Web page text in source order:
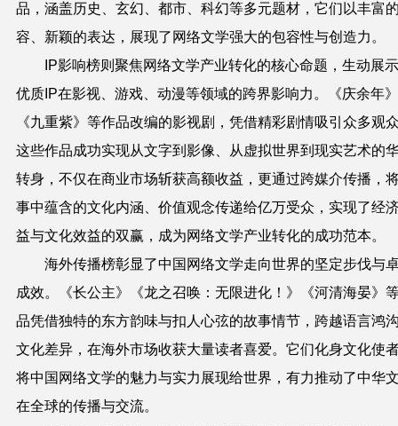
品，涵盖历史、玄幻、都市、科幻等多元题材，它们以丰富
容、新颖的表达，展现了网络文学强大的包容性与创造力。
IP影响榜则聚焦网络文学产业转化的核心命题，生动展
优质IP在影视、游戏、动漫等领域的跨界影响力。《庆余年》
《九重紫》等作品改编的影视剧，凭借精彩剧情吸引众多观
这些作品成功实现从文字到影像、从虚拟世界到现实艺术的
转身，不仅在商业市场斩获高额收益，更通过跨媒介传播，
事中蕴含的文化内涵、价值观念传递给亿万受众，实现了经
益与文化效益的双赢，成为网络文学产业转化的成功范本。
海外传播榜彰显了中国网络文学走向世界的坚定步伐与
成效。《长公主》《龙之召唤：无限进化！》《河清海晏》
品凭借独特的东方韵味与扣人心弦的故事情节，跨越语言鸿
文化差异，在海外市场收获大量读者喜爱。它们化身文化使
将中国网络文学的魅力与实力展现给世界，有力推动了中华
在全球的传播与交流。